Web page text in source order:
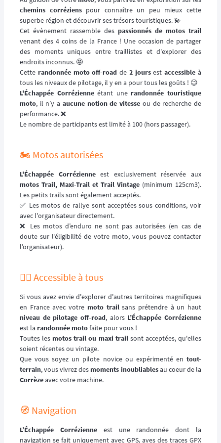
chemins corrézienspour connaître un peu mieux cette
superbe région et découvrir ses trésors touristiques. 💫
Cet évènement rassemble des passionnés de motos trail
venant des 4 coins de la France ! Une occasion de partager
des moments uniques entre traillistes et d'explorer des
endroits inconnus. 🤩
Cette randonnée moto off-road de 2 joursestaccessible à
tous les niveaux de pilotage, il y en a pour tous les goûts ! 😉
L'Échappée Corrézienneétant une randonnée touristique
moto, il n’y a aucune notion de vitesse ou de recherche de
performance. ❌
Le nombre de participants est limité à 100 (hors passager).
🏍️ Motos autorisées
L'Échappée Corrézienneest exclusivement réservée aux
motos Trail, Maxi-Trail et Trail Vintage (minimum 125cm3).
Les petits trails sont également acceptés.
✅ Les motos de rallye sont acceptées sous conditions, voir
avec l'organisateur directement.
❌ Les motos d’enduro ne sont pas autorisées (en cas de
doute sur l’éligibilité de votre moto, vous pouvez contacter
l’organisateur).
🙋‍♂️ Accessible à tous
Si vous avez envie d'explorer d'autres territoires magnifiques
en France avec votre moto trail sans prétendre à un haut
niveau de pilotage off-road, alors L’Échappée Corrézienne
est la randonnée motofaite pour vous !
Toutes les motos trail ou maxi trail sont acceptées, qu'elles
soient récentes ou vintage.
Que vous soyez un pilote novice ou expérimenté en tout-
terrain, vous vivrez des moments inoubliablesau coeur de la
Corrèzeavec votre machine.
🧭 Navigation
L’Échappée Corrézienneest une randonnée dont la
navigation se fait uniquement avec GPS, aves des traces GPX